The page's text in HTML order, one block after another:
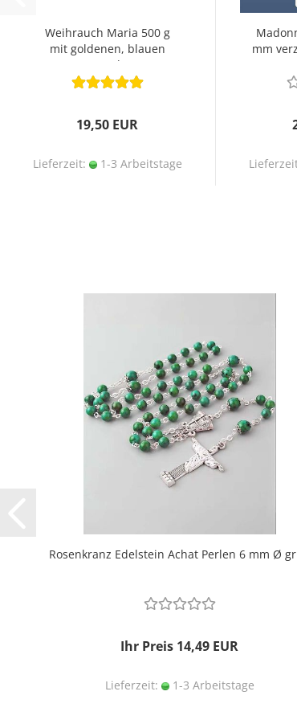
Weihrauch Maria 500 g
mit goldenen, blauen
Granulat
19,50 EUR
Lieferzeit: 1-3 Arbeitstage
mm
Rosenkranz Edelstein Achat Perlen 6 mm Ø
Ihr Preis 14,49 EUR
Lieferzeit: 1-3 Arbeitstage